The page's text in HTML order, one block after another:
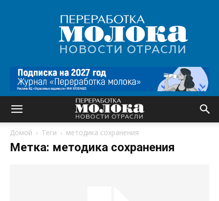
Переработка
молока
|
Новости
Домой Теги методика сохранения
Метка: методика сохранения